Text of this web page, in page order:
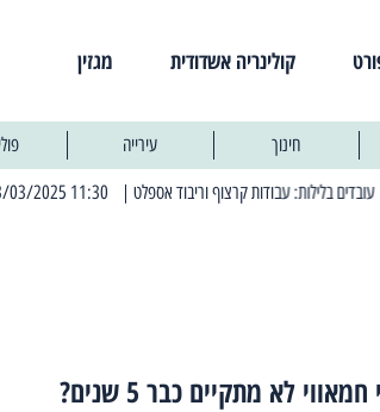
קולינריה אשדודית
מגזין
חינוך עירייה
| 11:30 03/03/2025 בחמישי הקרוב: הרחובות בהם תהיה הפסקת חשמל יזומה
לא מתקיים כבר 5 שנים?